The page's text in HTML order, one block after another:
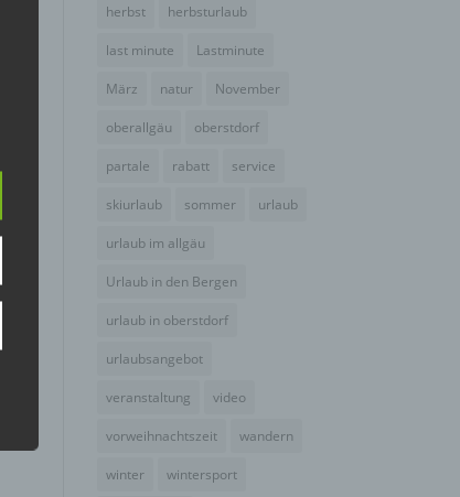
herbst herbsturlaub
last minute Lastminute
März natur November
oberallgäu oberstdorf
partale rabatt service
skiurlaub sommer urlaub
urlaub im allgäu
Urlaub in den Bergen
urlaub in oberstdorf
urlaubsangebot
veranstaltung video
vorweihnachtszeit wandern
winter wintersport